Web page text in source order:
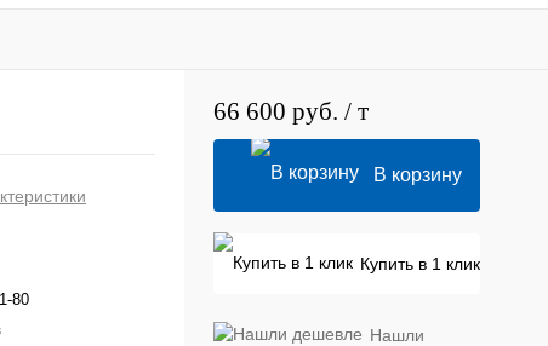
80
66 600 руб. / т
В корзину
Купить в 1 клик
Нашли